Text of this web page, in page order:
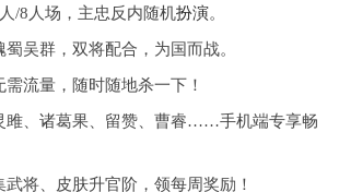
/8人场，主忠反内随机扮演。
吴群，双将配合，为国而战。
需流量，随时随地杀一下！
雎、诸葛果、留赞、曹睿……手机端专享畅
武将、皮肤升官阶，领每周奖励！